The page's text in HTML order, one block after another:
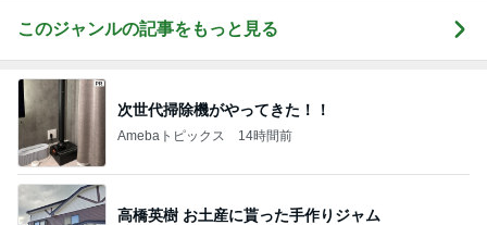
このジャンルの記事をもっと見る
次世代掃除機がやってきた！！
Amebaトピックス 14時間前
高橋英樹 お土産に貰った手作りジャム